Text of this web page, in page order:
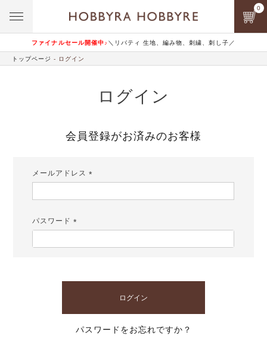
ファイナルセール開催中♪ ＼リバティ 生地、編み物、刺繍、刺し子／
0
トップページ ログイン
ログイン
会員登録がお済みのお客様
メールアドレス
パスワード
ログイン
パスワードをお忘れですか？